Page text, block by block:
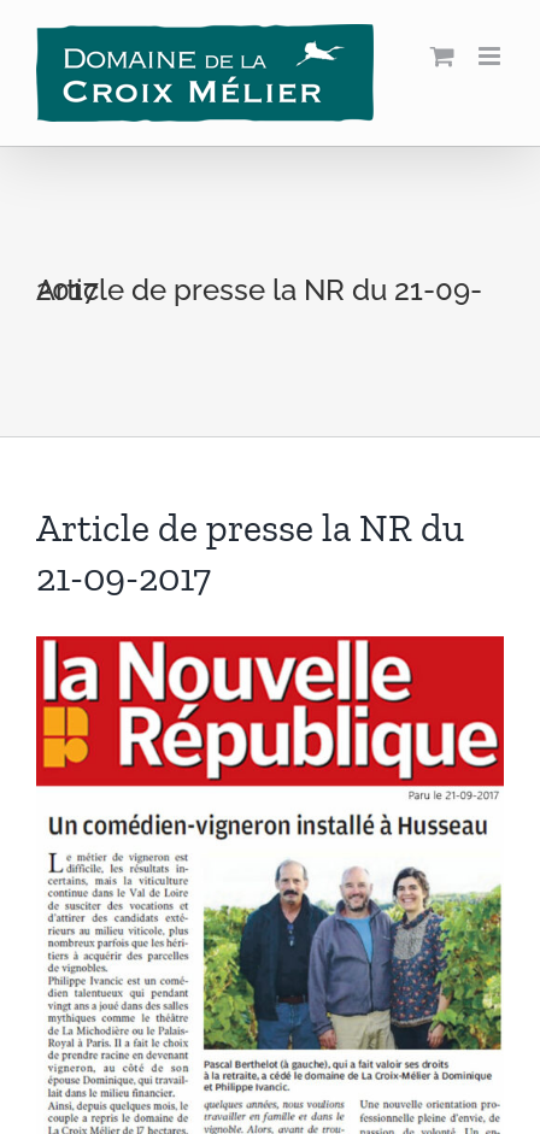
contenu
Article de presse la NR du 21-09-2017
Article de presse la NR du
21-09-2017